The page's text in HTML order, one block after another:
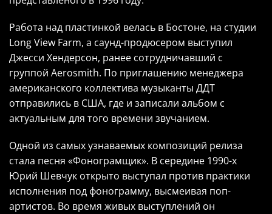
Работа над пластинкой велась в Бостоне, на студии
Long View Farm, а саунд-продюсером выступил
Джесси Хендерсон, ранее сотрудничавший с
группой Aerosmith. По приглашению менеджера
американского коллектива музыканты ДДТ
отправились в США, где и записали альбом с
актуальным для того времени звучанием.
Одной из самых узнаваемых композиций релиза
стала песня «Фонограмщик». В середине 1990-х
Юрий Шевчук открыто выступал против практики
исполнения под фонограмму, высмеивая поп-
артистов. Во время живых выступлений он